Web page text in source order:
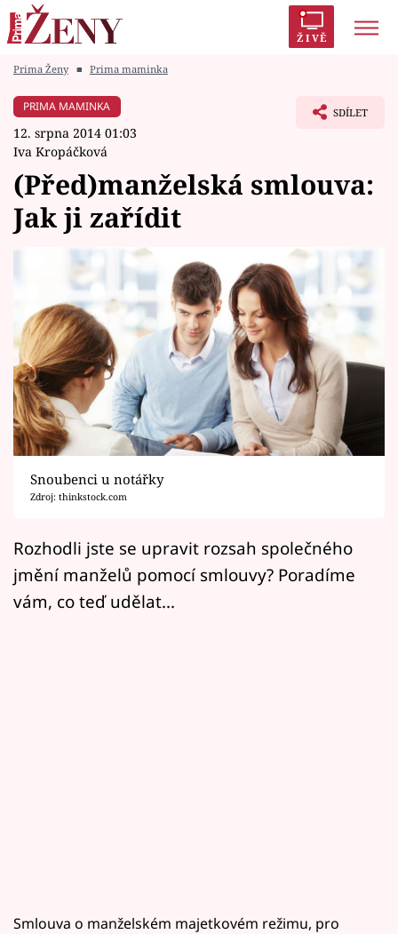
ŽIVĚ
Módní alarm
Zrádci
Témata
Celebrity
Vztahy
Seriály
Horoskopy
Sledujte prima+
Filmový festival Karlovy Vary
Mámy sobě
Prima Ženy ■ Prima maminka
PRIMA MAMINKA
12. srpna 2014 01:03
Iva Kropáčková
SDÍLET
(Před)manželská smlouva:
Jak ji zařídit
Snoubenci u notářky
Zdroj: thinkstock.com
Rozhodli jste se upravit rozsah společného
jmění manželů pomocí smlouvy? Poradíme
vám, co teď udělat...
Smlouva o manželském majetkovém režimu, pro